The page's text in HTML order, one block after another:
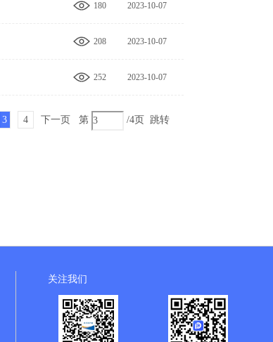
2023-10-07
180
2023-10-07
208
2023-10-07
252
3 4 下一页 第 /4页 跳转
关注我们